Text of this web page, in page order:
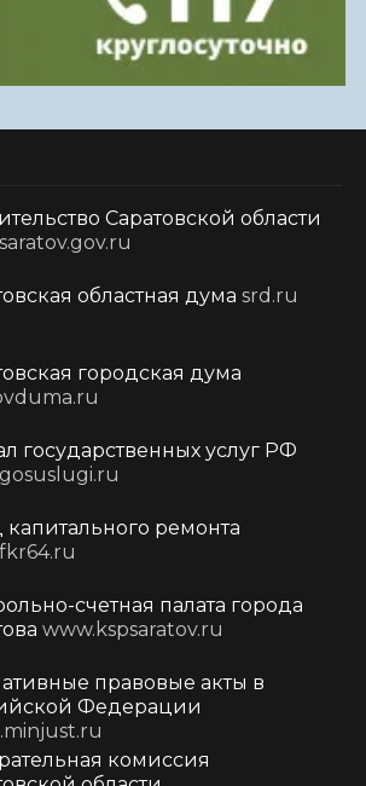
Саратовской области
областная дума srd.ru
городская дума
государственных услуг РФ
ремонта
счетная палата города
www.kspsaratov.ru
правовые акты в
Федерации
комиссия